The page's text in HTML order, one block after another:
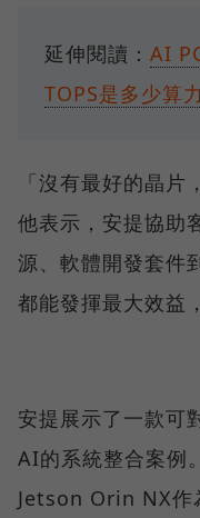
延伸閱讀： AI
TOPS是多少算
「沒有最好的晶片
他表示，安提協助
源、軟體開發套件
都能發揮最大效益
安提展示了一款可
AI的系統整合案例
Jetson Orin NX作